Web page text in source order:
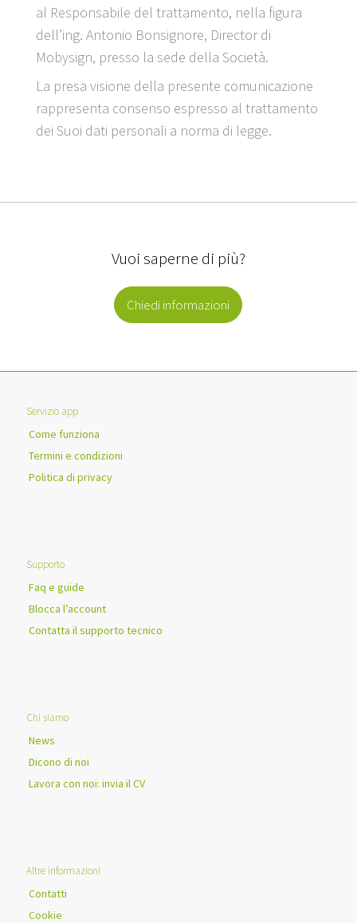
al Responsabile del trattamento, nella figura
dell’ing. Antonio Bonsignore, Director di
Mobysign, presso la sede della Società.
La presa visione della presente comunicazione
rappresenta consenso espresso al trattamento
dei Suoi dati personali a norma di legge.
Vuoi saperne di più?
Chiedi informazioni
Servizio app
Come funziona
Termini e condizioni
Politica di privacy
Supporto
Faq e guide
Blocca l’account
Contatta il supporto tecnico
Chi siamo
News
Dicono di noi
Lavora con noi: invia il CV
Altre informazioni
Contatti
Cookie